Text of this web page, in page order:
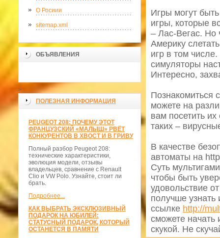
О Росиии
sitemap.xml
ОБЪЯВЛЕНИЯ
>
ПОЛЕЗНАЯ ИНФОРМАЦИЯ
PEUGEOT 208: ПОЧЕМУ ЭТОТ
ФРАНЦУЗСКИЙ «МАЛЫШ» РВЁТ
КОНКУРЕНТОВ В ХВОСТ И В ГРИВУ
Полный разбор Peugeot 208:
технические характеристики,
эволюция модели, отзывы
владельцев, сравнение с Renault
Clio и VW Polo. Узнайте, стоит ли
брать.
Подробнее...
КАК ВЫБРАТЬ ЭКСКЛЮЗИВНЫЙ
ПОДАРОК НА ЮБИЛЕЙ:
СТАТУСНЫЙ ПОДАРОК, КОТОРЫЙ
ОСТАНЕТСЯ В ПАМЯТИ
Игры могут
игры, которые
– Лас-Вегас. Но
Америку
игр в том
симуляторы
Интересно,
Познакомиться
можете на
вам посетить
таких –
В качестве
автоматы на
Суть
чтобы быть
удовольствие
получше узнать
ссылке http://
сможете начать
скукой. Не